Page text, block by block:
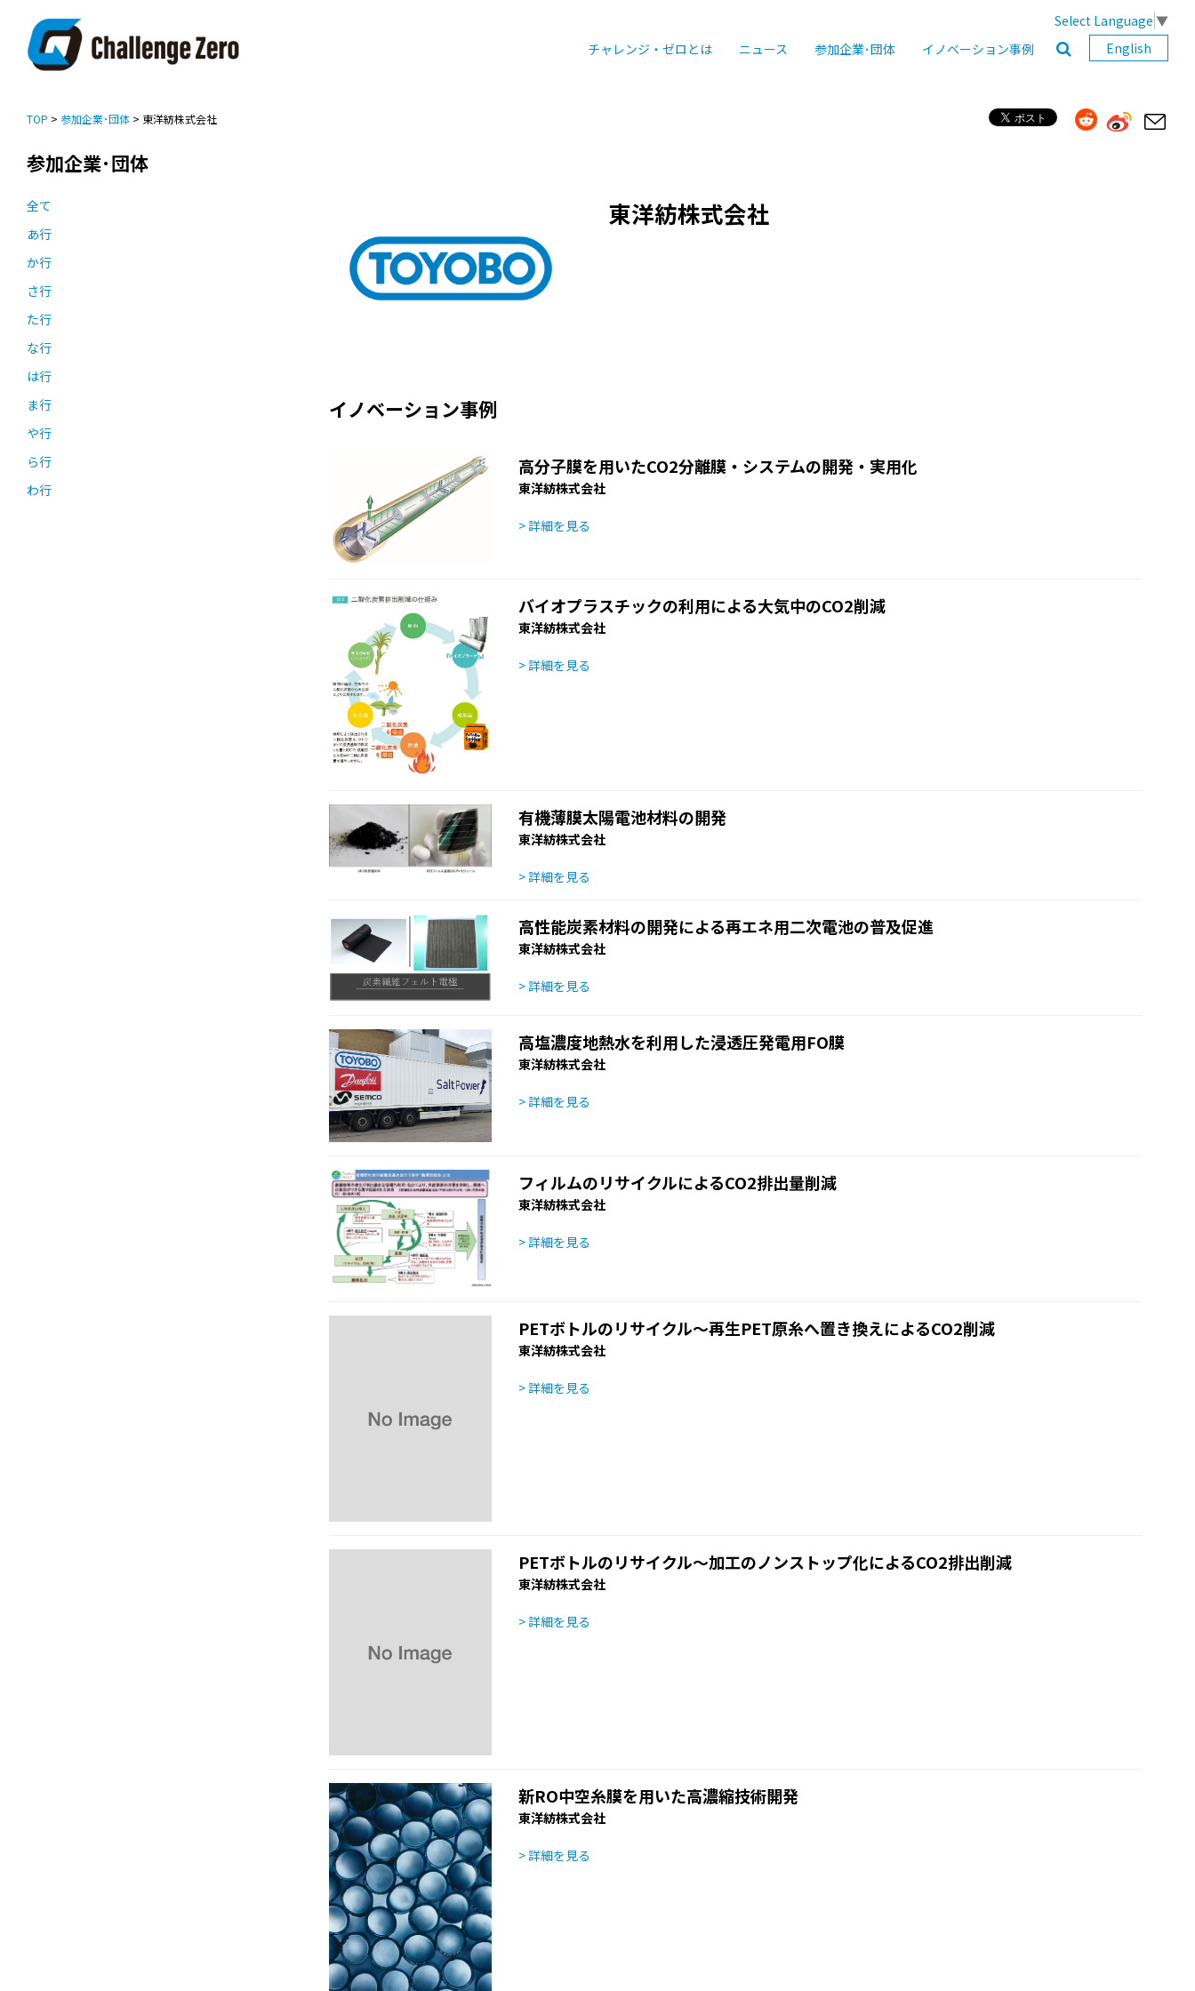
Select Language ▼
チャレンジ・ゼロとは
ニュース 参加企業･団体 イノベーション事例 English
TOP > 参加企業･団体 > 東洋紡株式会社
参加企業･団体
全て
あ行
か行
さ行
た行
な行
は行
ま行
や行
ら行
わ行
東洋紡株式会社
イノベーション事例
高分子膜を用いたCO2分離膜・システムの開発・実用化
東洋紡株式会社
> 詳細を見る
バイオプラスチックの利用による大気中のCO2削減
東洋紡株式会社
> 詳細を見る
有機薄膜太陽電池材料の開発
東洋紡株式会社
> 詳細を見る
高性能炭素材料の開発による再エネ用二次電池の普及促進
東洋紡株式会社
> 詳細を見る
高塩濃度地熱水を利用した浸透圧発電用FO膜
東洋紡株式会社
> 詳細を見る
フィルムのリサイクルによるCO2排出量削減
東洋紡株式会社
> 詳細を見る
PETボトルのリサイクル～再生PET原糸へ置き換えによるCO2削減
東洋紡株式会社
> 詳細を見る
PETボトルのリサイクル～加工のノンストップ化によるCO2排出削減
東洋紡株式会社
> 詳細を見る
新RO中空糸膜を用いた高濃縮技術開発
東洋紡株式会社
> 詳細を見る